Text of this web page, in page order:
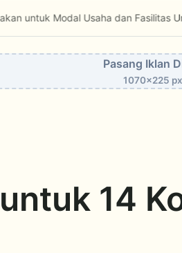
Raih Indonesia Public Relations
Pasang Iklan
1070x225 px
14